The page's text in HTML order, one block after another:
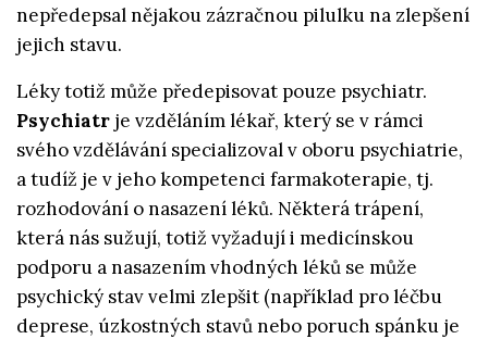
nepředepsal nějakou zázračnou pilulku na zlepšení
jejich stavu.
Léky totiž může předepisovat pouze psychiatr.
Psychiatr je vzděláním lékař, který se v rámci
svého vzdělávání specializoval v oboru psychiatrie,
a tudíž je v jeho kompetenci farmakoterapie, tj.
rozhodování o nasazení léků. Některá trápení,
která nás sužují, totiž vyžadují i medicínskou
podporu a nasazením vhodných léků se může
psychický stav velmi zlepšit (například pro léčbu
deprese, úzkostných stavů nebo poruch spánku je